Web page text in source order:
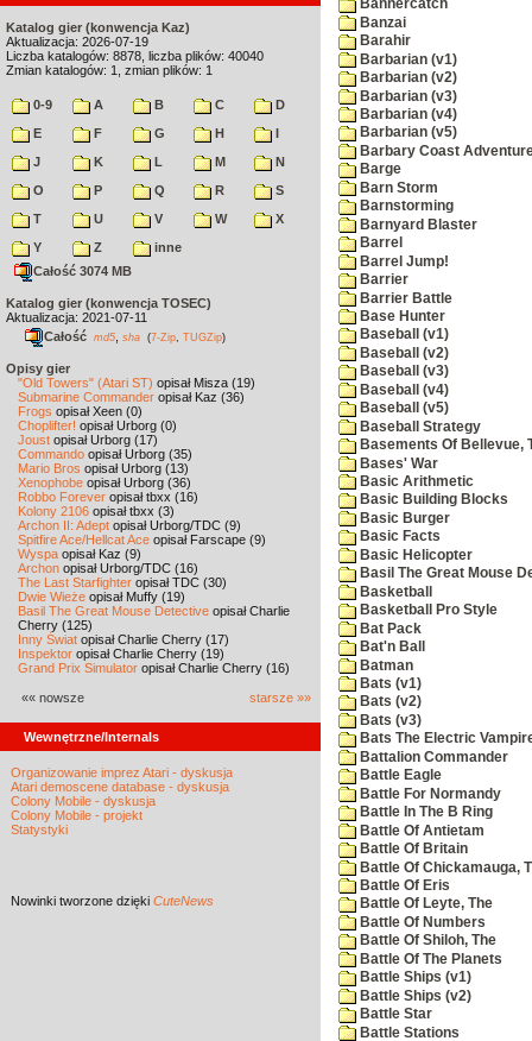
Katalog gier (konwencja Kaz)
Aktualizacja: 2026-07-19
Liczba katalogów: 8878, liczba plików: 40040
Zmian katalogów: 1, zmian plików: 1
0-9 A B C
D
E
F G H
I
J
K L M
N
O
P Q R
S
T
U V W
X
Y
Z
inne
Całość 3074 MB
Katalog gier (konwencja TOSEC)
Aktualizacja: 2021-07-11
Całość md5 sha (7-Zip TUGZip)
Opisy gier
"Old Towers" (Atari ST) opisał Misza (19)
Submarine Commander opisał Kaz (36)
Frogs opisał Xeen (0)
Choplifter! opisał Urborg (0)
Joust opisał Urborg (17)
Commando opisał Urborg (35)
Mario Bros opisał Urborg (13)
Xenophobe opisał Urborg (36)
Robbo Forever opisał tbxx (16)
Kolony 2106 opisał tbxx (3)
Archon II: Adept opisał Urborg/TDC (9)
Spitfire Ace/Hellcat Ace opisał Farscape (9)
Wyspa opisał Kaz (9)
Archon opisał Urborg/TDC (16)
The Last Starfighter opisał TDC (30)
Dwie Wieże opisał Muffy (19)
Basil The Great Mouse Detective opisał Charlie
Cherry (125)
Inny Świat opisał Charlie Cherry (17)
Inspektor opisał Charlie Cherry (19)
Grand Prix Simulator opisał Charlie Cherry (16)
«« nowsze starsze »»
Wewnętrzne/Internals
Organizowanie imprez Atari - dyskusja
Atari demoscene database - dyskusja
Colony Mobile - dyskusja
Colony Mobile - projekt
Statystyki
Nowinki tworzone dzięki CuteNews
Bannercatch
Banzai
Barahir
Barbarian (v1)
Barbarian (v2)
Barbarian (v3)
Barbarian (v4)
Barbarian (v5)
Barbary Coast
Barge
Barn Storm
Barnstorming
Barnyard Blaster
Barrel
Barrel Jump!
Barrier
Barrier Battle
Base Hunter
Baseball (v1)
Baseball (v2)
Baseball (v3)
Baseball (v4)
Baseball (v5)
Baseball Strategy
Basements Of Bellevue,
Bases' War
Basic Arithmetic
Basic Building Blocks
Basic Burger
Basic Facts
Basic Helicopter
Basil The Great Mouse
Basketball
Basketball Pro Style
Bat Pack
Bat'n Ball
Batman
Bats (v1)
Bats (v2)
Bats (v3)
Bats The Electric
Battalion Commander
Battle Eagle
Battle For Normandy
Battle In The B Ring
Battle Of Antietam
Battle Of Britain
Battle Of Chickamauga,
Battle Of Eris
Battle Of Leyte, The
Battle Of Numbers
Battle Of Shiloh, The
Battle Of The Planets
Battle Ships (v1)
Battle Ships (v2)
Battle Star
Battle Stations